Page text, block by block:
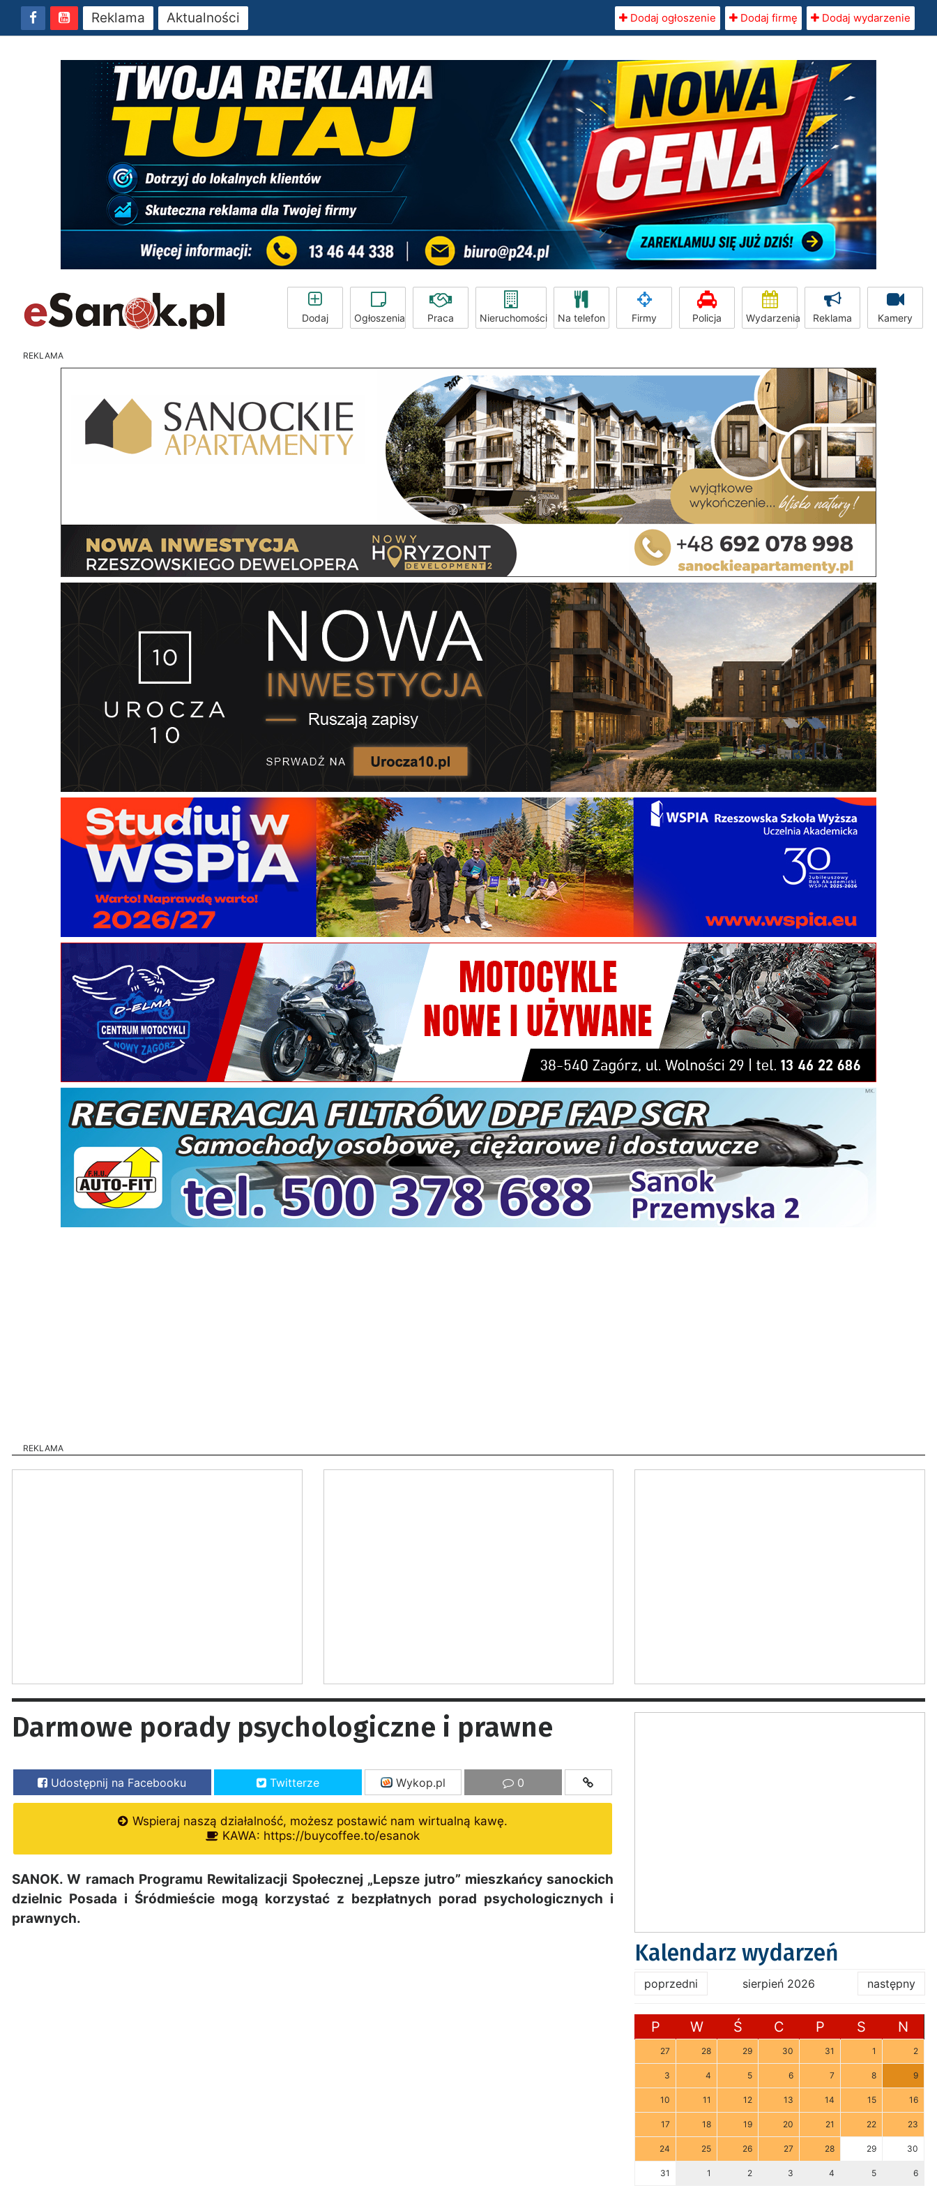
Reklama Aktualności Dodaj ogłoszenie Dodaj firmę Dodaj wydarzenie
Dodaj Ogłoszenia Praca Nieruchomości Na telefon Firmy Policja Wydarzenia Reklama Kamery
REKLAMA
REKLAMA
Darmowe porady psychologiczne i prawne
Udostępnij na Facebooku Twitterze Wykop.pl 0
Wspieraj naszą działalność, możesz postawić nam wirtualną kawę.
KAWA: https://buycoffee.to/esanok
SANOK. W ramach Programu Rewitalizacji Społecznej „Lepsze jutro” mieszkańcy sanockich
dzielnic Posada i Śródmieście mogą korzystać z bezpłatnych porad psychologicznych i
prawnych.
Kalendarz wydarzeń
poprzedni sierpień 2026 następny
P W Ś C P S N
27 28 29 30 31 1 2
3 4 5 6 7 8 9
10 11 12 13 14 15 16
17 18 19 20 21 22 23
24 25 26 27 28 29 30
31 1 2 3 4 5 6